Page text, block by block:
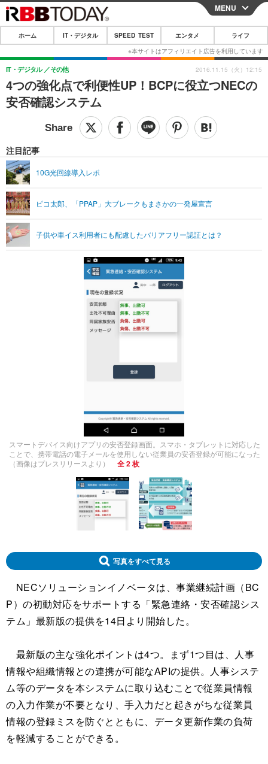
CLOSE
ホーム
IT・デジタル
IT・デジタルTOP スマートフォン
ショッピング その他
SPEED TEST
エンタメTOP 映画・ドラマ
グラビア ブログ
ショッピング その他
ライフTOP
リリース一覧
プッシュ通知の停止方法
MENU
ホーム IT・デジタル SPEED TEST エンタメ ライフ
4つの強化点で利便性UP！BCPに役立つNECの
安否確認システム
IT・デジタル その他
注目記事
10G光回線導入レポ
ピコ太郎、「PPAP」大ブレークもまさかの一発屋宣言
子供や車イス利用者にも配慮したバリアフリー認証とは？
2016.11.15（火）12:15
スマートデバイス向けアプリの安否登録画面。スマホ・タブレットに対応した
ことで、携帯電話の電子メールを使用しない従業員の安否登録が可能になった
（画像はプレスリリースより）
全 2 枚
写真をすべて見る
NECソリューションイノベータは、事業継続計画（BC
P）の初動対応をサポートする「緊急連絡・安否確認シス
テム」最新版の提供を14日より開始した。
最新版の主な強化ポイントは4つ。まず1つ目は、人事
情報や組織情報との連携が可能なAPIの提供。人事システ
ム等のデータを本システムに取り込むことで従業員情報
の入力作業が不要となり、手入力だと起きがちな従業員
情報の登録ミスを防ぐとともに、データ更新作業の負荷
を軽減することができる。